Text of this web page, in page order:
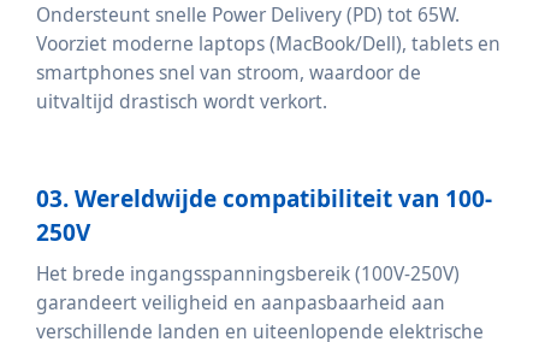
Ondersteunt snelle Power Delivery (PD) tot 65W.
Voorziet moderne laptops (MacBook/Dell), tablets en
smartphones snel van stroom, waardoor de
uitvaltijd drastisch wordt verkort.
03. Wereldwijde compatibiliteit van 100-
250V
Het brede ingangsspanningsbereik (100V-250V)
garandeert veiligheid en aanpasbaarheid aan
verschillende landen en uiteenlopende elektrische